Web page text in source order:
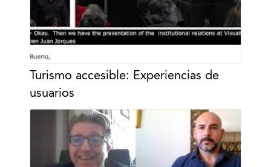
Turismo accesible: Experiencias de
usuarios